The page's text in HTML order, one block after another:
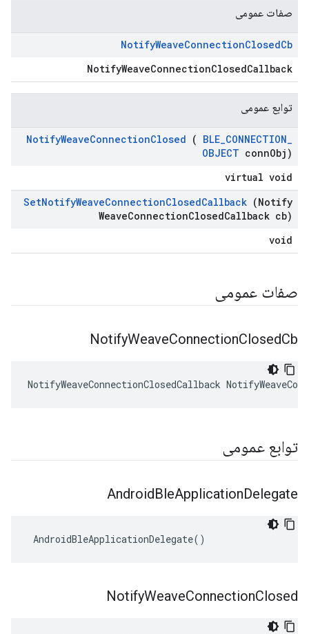
صفات عمومی
NotifyWeaveConnectionClosedCb
NotifyWeaveConnectionClosedCallback
توابع عمومی
NotifyWeaveConnectionClosed ( BLE_CONNECTION_
OBJECT connObj)
virtual void
SetNotifyWeaveConnectionClosedCallback (Notify
WeaveConnectionClosedCallback cb)
void
صفات عمومی
NotifyWeaveConnectionClosedCb
NotifyWeaveConnectionClosedCallback
توابع عمومی
AndroidBleApplicationDelegate
AndroidBleApplicationDelegate()
NotifyWeaveConnectionClosed